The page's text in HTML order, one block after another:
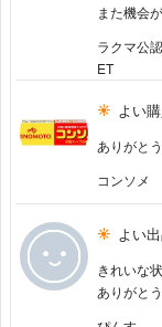
また機会
ラクマ公
ET
よい
ありがと
コンソメ
よい
きれいな
ありがと